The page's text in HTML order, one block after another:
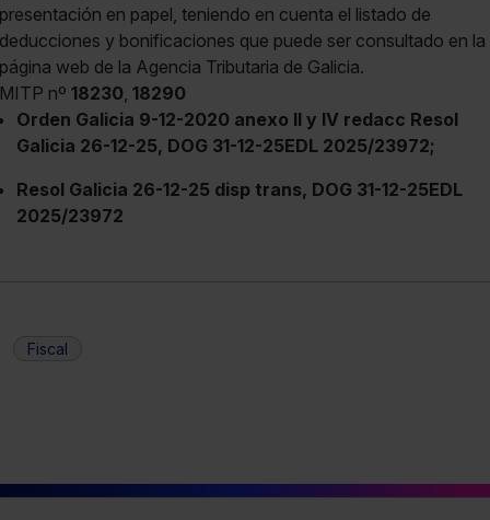
presentación en papel, teniendo en cuenta el listado de
deducciones y bonificaciones que puede ser consultado en la
página web de la Agencia Tributaria de Galicia.
MITP nº 18230, 18290
Orden Galicia 9-12-2020 anexo II y IV redacc Resol
Galicia 26-12-25, DOG 31-12-25EDL 2025/23972;
Resol Galicia 26-12-25 disp trans, DOG 31-12-25EDL
2025/23972
Fiscal